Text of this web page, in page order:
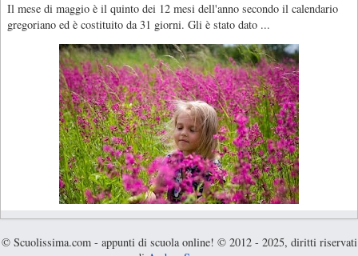
Il mese di maggio è il quinto dei 12 mesi dell'anno secondo il calendario
gregoriano ed è costituito da 31 giorni. Gli è stato dato ...
© Scuolissima.com - appunti di scuola online! © 2012 - 2025, diritti riservati